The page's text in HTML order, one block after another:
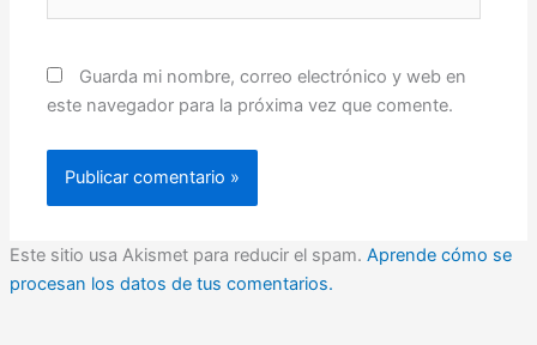
Guarda mi nombre, correo electrónico y web en
este navegador para la próxima vez que comente.
Este sitio usa Akismet para reducir el spam. Aprende cómo se
procesan los datos de tus comentarios.